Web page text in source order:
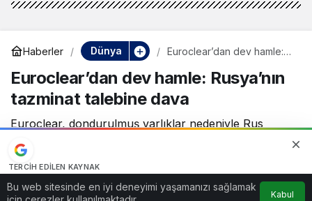
Haberler Dünya
Euroclear’dan dev hamle:
dava
Euroclear’dan dev hamle: Rusya’nın
tazminat talebine dava
Euroclear, dondurulmuş varlıklar nedeniyle Rus
kararını engellemek için dava açtı.
1 Temmuz 2026, 13:36yayınlandı
Bu web sitesinde en iyi deneyimi yaşamanızı sağlamak
Kabul
TERCIH EDILEN KAYNAK
Kaynağı Ekle